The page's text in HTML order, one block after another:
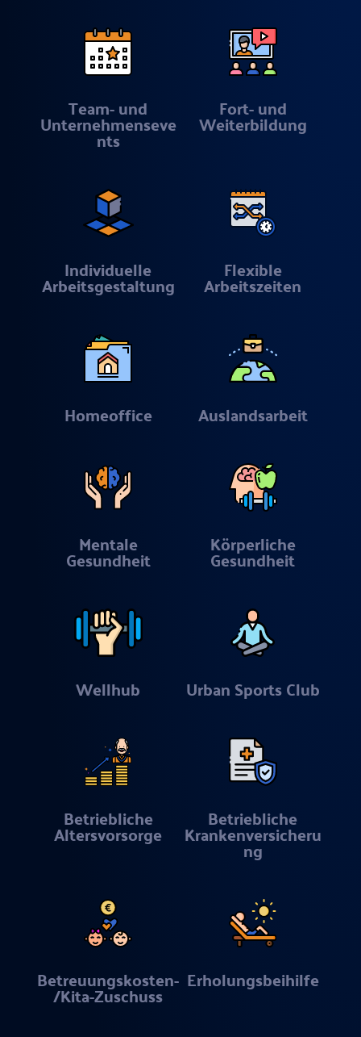
Team- und
Unternehmenseve
nts
Fort- und
Weiterbildung
Individuelle
Arbeitsgestaltung
Flexible
Arbeitszeiten
Homeoffice Auslandsarbeit
Mentale
Gesundheit
Körperliche
Gesundheit
Wellhub Urban Sports Club
Betriebliche
Altersvorsorge
Betriebliche
Krankenversicheru
ng
Betreuungskosten-
/Kita-Zuschuss
Erholungsbeihilfe